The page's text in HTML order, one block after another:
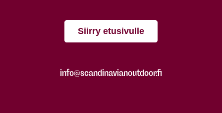
Siirry etusivulle
info@scandinavianoutdoor.fi